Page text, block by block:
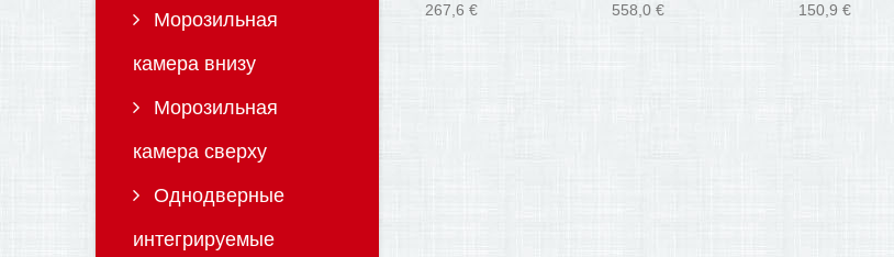
Морозильная
камера внизу
Морозильная
камера сверху
Однодверные
интегрируемые
267,6 € 558,0 € 150,9 €